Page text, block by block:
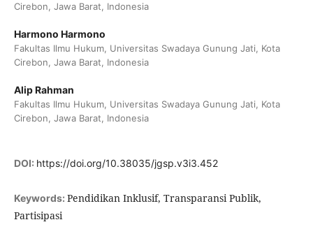
Cirebon, Jawa Barat, Indonesia
Harmono Harmono
Fakultas Ilmu Hukum, Universitas Swadaya Gunung Jati, Kota
Cirebon, Jawa Barat, Indonesia
Alip Rahman
Fakultas Ilmu Hukum, Universitas Swadaya Gunung Jati, Kota
Cirebon, Jawa Barat, Indonesia
DOI: https://doi.org/10.38035/jgsp.v3i3.452
Keywords: Pendidikan Inklusif, Transparansi Publik,
Partisipasi